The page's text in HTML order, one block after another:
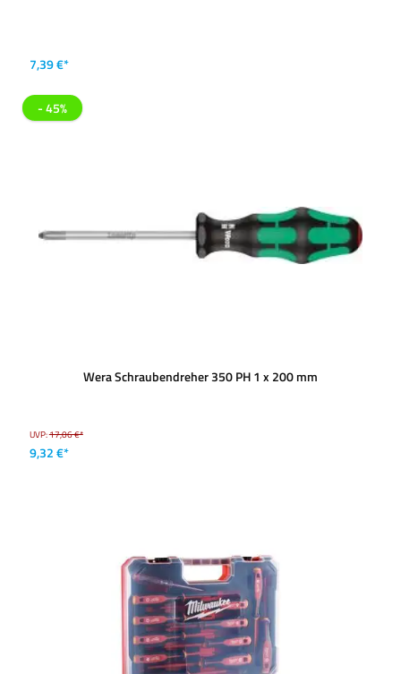
7,39 €*
- 45%
Wera Schraubendreher 350 PH 1 x 200 mm
UVP:17,06 €*
9,32 €*